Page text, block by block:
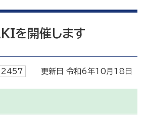
開催します
更新日 令和6年10月18日